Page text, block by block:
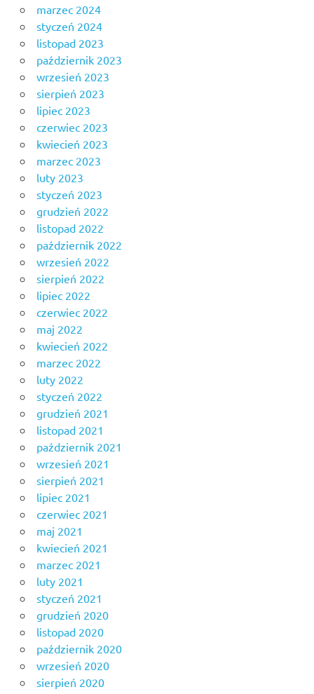
marzec 2024
styczeń 2024
listopad 2023
październik 2023
wrzesień 2023
sierpień 2023
lipiec 2023
czerwiec 2023
kwiecień 2023
marzec 2023
luty 2023
styczeń 2023
grudzień 2022
listopad 2022
październik 2022
wrzesień 2022
sierpień 2022
lipiec 2022
czerwiec 2022
maj 2022
kwiecień 2022
marzec 2022
luty 2022
styczeń 2022
grudzień 2021
listopad 2021
październik 2021
wrzesień 2021
sierpień 2021
lipiec 2021
czerwiec 2021
maj 2021
kwiecień 2021
marzec 2021
luty 2021
styczeń 2021
grudzień 2020
listopad 2020
październik 2020
wrzesień 2020
sierpień 2020